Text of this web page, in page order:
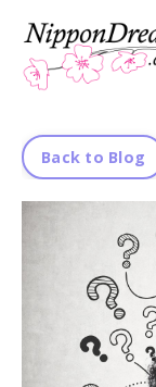
Back to Blog